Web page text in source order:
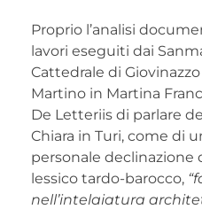
Proprio l’analisi
lavori eseguiti dai
Cattedrale di
Martino in Martina
De Letteriis di parlare
Chiara in Turi, come di
personale declinazione
lessico tardo-barocco,
nell’intelaiatura